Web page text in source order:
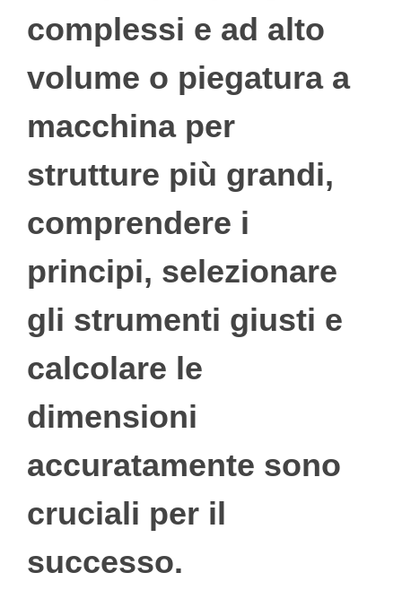
complessi e ad alto
volume o piegatura a
macchina per
strutture più grandi,
comprendere i
principi, selezionare
gli strumenti giusti e
calcolare le
dimensioni
accuratamente sono
cruciali per il
successo.